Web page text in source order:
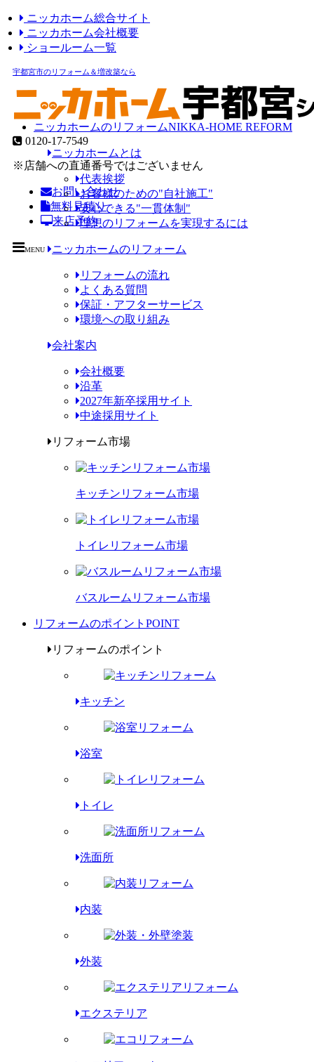
ニッカホーム総合サイト
ニッカホーム会社概要
ショールーム一覧
宇都宮市のリフォーム＆増改築なら
0120-17-7549
※店舗への直通番号ではございません
お問い合わせ
無料見積り
来店予約
MENU
ニッカホームのリフォームNIKKA-HOME REFORM
ニッカホームとは
代表挨拶
お客様のための"自社施工"
安心できる"一貫体制"
理想のリフォームを実現するには
ニッカホームのリフォーム
リフォームの流れ
よくある質問
保証・アフターサービス
環境への取り組み
会社案内
会社概要
沿革
2027年新卒採用サイト
中途採用サイト
リフォーム市場
キッチンリフォーム市場
トイレリフォーム市場
バスルームリフォーム市場
リフォームのポイント POINT
リフォームのポイント
キッチン
浴室
トイレ
洗面所
内装
外装
エクステリア